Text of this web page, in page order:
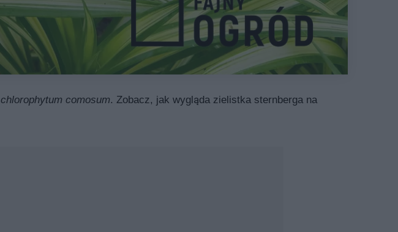
chlorophytum comosum. Zobacz, jak wygląda zielistka sternberga na